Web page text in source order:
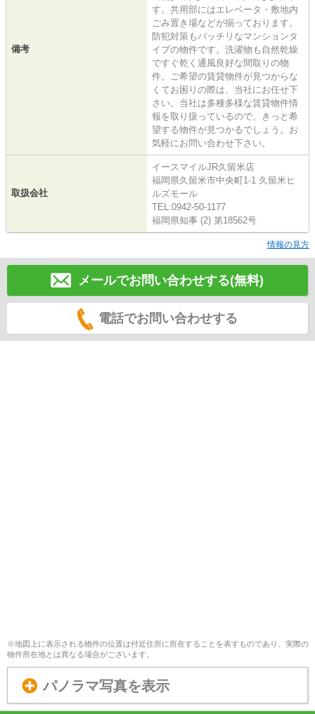
備考
す。共用部にはエレベータ・敷地内
ごみ置き場などが揃っております。
防犯対策もバッチリなマンションタ
イプの物件です。洗濯物も自然乾燥
ですぐ乾く通風良好な間取りの物
件。ご希望の賃貸物件が見つからな
くてお困りの際は、当社にお任せ下
さい。当社は多種多様な賃貸物件情
報を取り扱っているので、きっと希
望する物件が見つかるでしょう。お
気軽にお問い合わせ下さい。
取扱会社
イースマイルJR久留米店
福岡県久留米市中央町1-1 久留米ヒ
ルズモール
TEL:0942-50-1177
福岡県知事 (2) 第18562号
情報の見方
メールでお問い合わせする(無料)
電話でお問い合わせする
※地図上に表示される物件の位置は付近住所に所在することを表すものであり、実際の
物件所在地とは異なる場合がございます。
パノラマ写真を表示